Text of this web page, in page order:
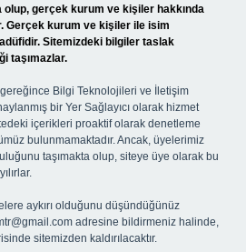
olup, gerçek kurum ve kişiler hakkında
Gerçek kurum ve kişiler ile isim
Sitemizdeki bilgiler taslak
taşımazlar.
Bilgi Teknolojileri ve İletişim
bir Yer Sağlayıcı olarak hizmet
içerikleri proaktif olarak denetleme
bulunmamaktadır. Ancak, üyelerimiz
taşımakta olup, siteye üye olarak bu
aykırı olduğunu düşündüğünüz
adresine bildirmeniz halinde,
sitemizden kaldırılacaktır.